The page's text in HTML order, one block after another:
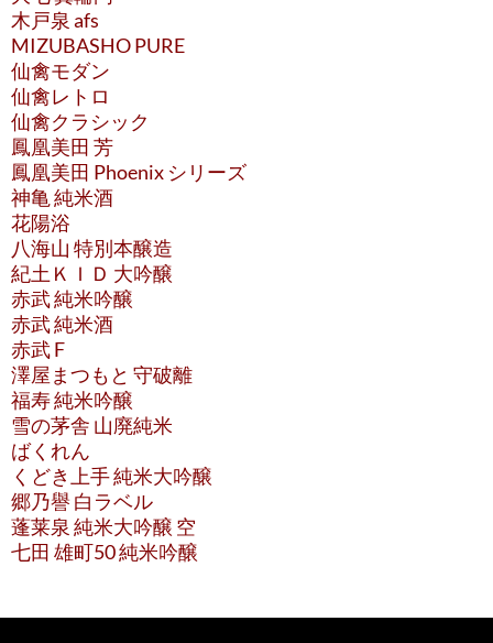
木戸泉 afs
MIZUBASHO PURE
仙禽モダン
仙禽レトロ
仙禽クラシック
鳳凰美田 芳
鳳凰美田 Phoenix シリーズ
神亀 純米酒
花陽浴
八海山 特別本醸造
紀土ＫＩＤ 大吟醸
赤武 純米吟醸
赤武 純米酒
赤武 F
澤屋まつもと 守破離
福寿 純米吟醸
雪の茅舎 山廃純米
ばくれん
くどき上手 純米大吟醸
郷乃譽 白ラベル
蓬莱泉 純米大吟醸 空
七田 雄町50 純米吟醸